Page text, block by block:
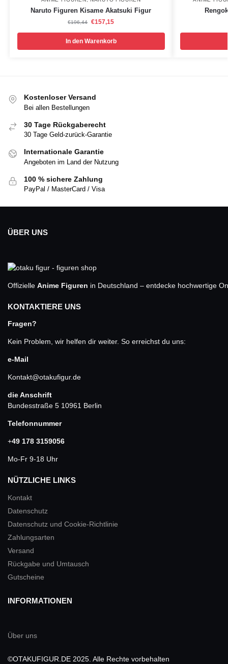
Naruto Figuren Kisame Akatsuki Figur
€196,44 €157,15
In den Warenkorb
Kostenloser Versand
Bei allen Bestellungen
30 Tage Rückgaberecht
30 Tage Geld-zurück-Garantie
Internationale Garantie
Angeboten im Land der Nutzung
100 % sichere Zahlung
PayPal / MasterCard / Visa
ÜBER UNS
Offizielle Anime Figuren in Deutschland – entdecke hochwertige
KONTAKTIERE UNS
Fragen?
Kein Problem, wir helfen dir weiter. So erreichst du uns:
e-Mail
Kontakt@otakufigur.de
die Anschrift
Bundesstraße 5 10961 Berlin
Telefonnummer
+49 178 3159056
Mo-Fr 9-18 Uhr
NÜTZLICHE LINKS
Kontakt
Datenschutz
Datenschutz und Cookie-Richtlinie
Zahlungsarten
Versand
Rückgabe und Umtausch
Gutscheine
INFORMATIONEN
Über uns
©OTAKUFIGUR.DE 2025. Alle Rechte vorbehalten